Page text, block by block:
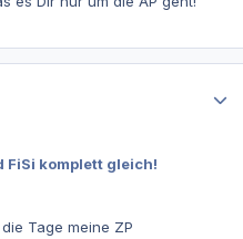
FiSi komplett gleich!
Tage meine ZP